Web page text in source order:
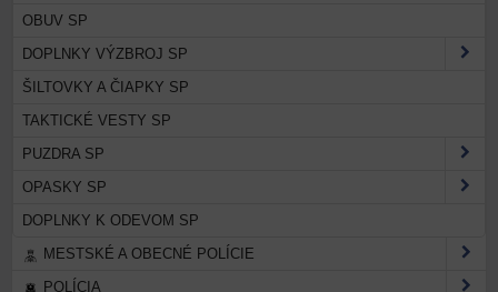
OBUV SP
DOPLNKY VÝZBROJ SP
ŠILTOVKY A ČIAPKY SP
TAKTICKÉ VESTY SP
PUZDRA SP
OPASKY SP
DOPLNKY K ODEVOM SP
MESTSKÉ A OBECNÉ POLÍCIE
POLÍCIA